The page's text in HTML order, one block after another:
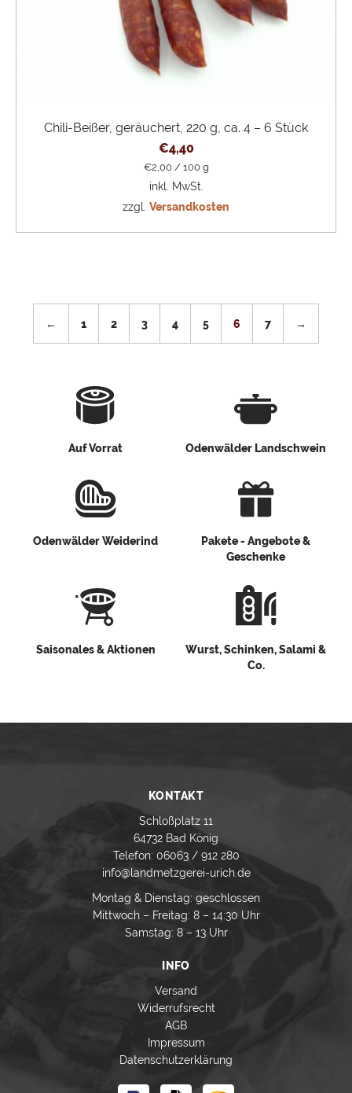
Chili-Beißer, geräuchert, 220 g, ca. 4 – 6 Stück
€4,40
€2,00/ 100 g
inkl. MwSt.
zzgl. Versandkosten
← 1 2 3 4 5 6 7 →
Auf Vorrat Odenwälder Landschwein
Odenwälder Weiderind
Pakete - Angebote &
Geschenke
Saisonales & Aktionen
Wurst, Schinken, Salami &
Co.
KONTAKT
Schloßplatz 11
64732 Bad König
Telefon: 06063 / 912 280
info@landmetzgerei-urich.de
Montag & Dienstag: geschlossen
Mittwoch – Freitag: 8 – 14:30 Uhr
Samstag: 8 – 13 Uhr
INFO
Versand
Widerrufsrecht
AGB
Impressum
Datenschutzerklärung